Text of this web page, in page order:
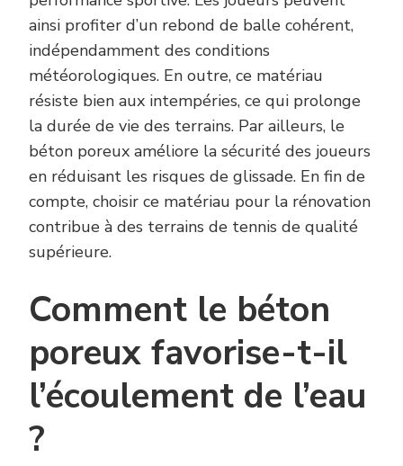
ainsi profiter d’un rebond de balle cohérent,
indépendamment des conditions
météorologiques. En outre, ce matériau
résiste bien aux intempéries, ce qui prolonge
la durée de vie des terrains. Par ailleurs, le
béton poreux améliore la sécurité des joueurs
en réduisant les risques de glissade. En fin de
compte, choisir ce matériau pour la rénovation
contribue à des terrains de tennis de qualité
supérieure.
Comment le béton
poreux favorise-t-il
l’écoulement de l’eau
?